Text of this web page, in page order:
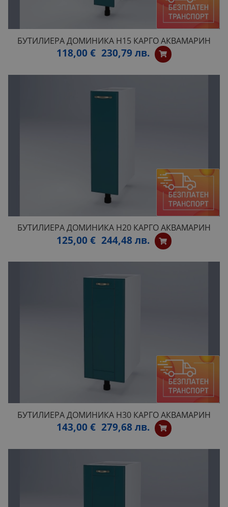
БУТИЛИЕРА ДОМИНИКА Н15 КАРГО АКВАМАРИН
118,00 € 230,79 лв.
БУТИЛИЕРА ДОМИНИКА Н20 КАРГО АКВАМАРИН
125,00 € 244,48 лв.
БУТИЛИЕРА ДОМИНИКА Н30 КАРГО АКВАМАРИН
143,00 € 279,68 лв.